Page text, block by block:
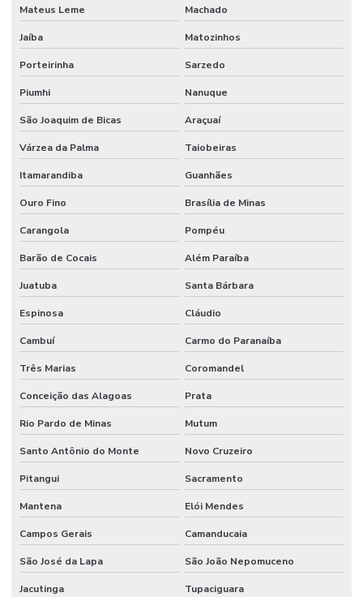
Mateus Leme Machado
Jaíba Matozinhos
Porteirinha Sarzedo
Piumhi Nanuque
São Joaquim de Bicas Araçuaí
Várzea da Palma Taiobeiras
Itamarandiba Guanhães
Ouro Fino Brasília de Minas
Carangola Pompéu
Barão de Cocais Além Paraíba
Juatuba Santa Bárbara
Espinosa Cláudio
Cambuí Carmo do Paranaíba
Três Marias Coromandel
Conceição das Alagoas Prata
Rio Pardo de Minas Mutum
Santo Antônio do Monte Novo Cruzeiro
Pitangui Sacramento
Mantena Elói Mendes
Campos Gerais Camanducaia
São José da Lapa São João Nepomuceno
Jacutinga Tupaciguara